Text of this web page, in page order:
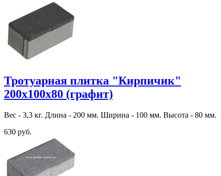
Тротуарная плитка "Кирпичик"
200х100х80 (графит)
Вес - 3,3 кг. Длина - 200 мм. Ширина - 100 мм. Высота - 80 мм.
630 руб.